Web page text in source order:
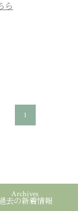
ら
1
Archives
去の新着情報